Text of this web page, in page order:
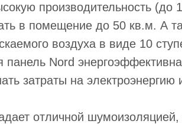
производительность (до
в помещение до 50 кв.м. А
воздуха в виде 10
панель Nord
затраты на электроэнергию
отличной шумоизоляцией,